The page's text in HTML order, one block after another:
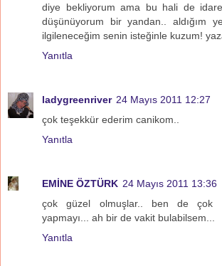
diye bekliyorum ama bu hali de
düşünüyorum bir yandan.. aldığım
ilgileneceğim senin isteğinle kuzum!
Yanıtla
ladygreenriver 24 Mayıs 2011 12:27
çok teşekkür ederim canikom..
Yanıtla
EMİNE ÖZTÜRK 24 Mayıs 2011 13:36
çok güzel olmuşlar.. ben de çok
yapmayı... ah bir de vakit bulabilsem...
Yanıtla